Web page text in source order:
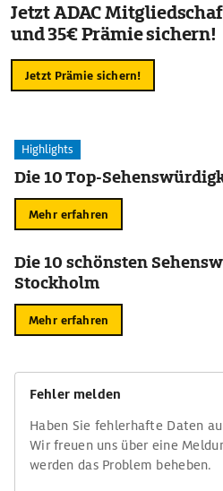
Jetzt ADAC
und 35€ Prämie sichern!
Jetzt Prämie sichern!
Highlights
Die 10 Top-
Mehr erfahren
Die 10 schönsten
Stockholm
Mehr erfahren
Fehler melden
Haben Sie fehlerhafte Daten
Wir freuen uns über eine
werden das Problem beheben.